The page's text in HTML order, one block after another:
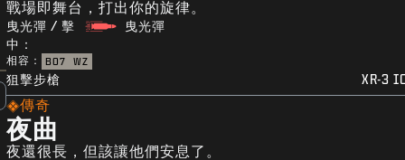
戰場即舞台，打出你的旋律。
曳光彈 / 擊
中：
曳光彈
相容： BO7 WZ
狙擊步槍 XR-3
傳奇
夜曲
夜還很長，但該讓他們安息了。